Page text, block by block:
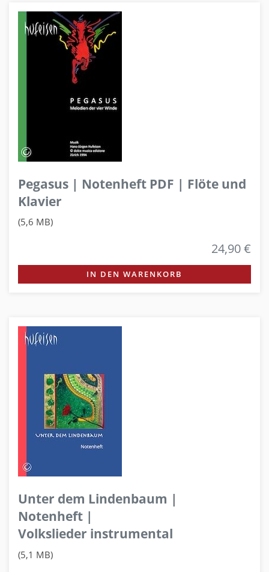
Pegasus | Notenheft PDF | Flöte und
Klavier
(5,6 MB)
24,90 €
IN DEN WARENKORB
Unter dem Lindenbaum |
Notenheft |
Volkslieder instrumental
(5,1 MB)